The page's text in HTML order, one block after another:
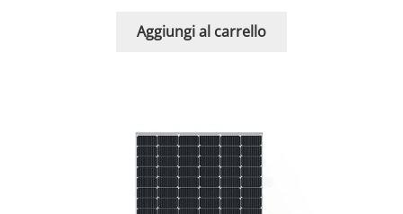
Aggiungi al carrello